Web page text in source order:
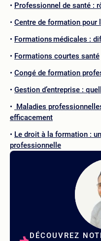
Professionnel de santé :
Centre de formation pour
Formations médicales :
Formations courtes santé
Congé de formation
Gestion d’entreprise :
Maladies
efficacement
Le droit à la formation :
professionnelle
DÉCOUVREZ